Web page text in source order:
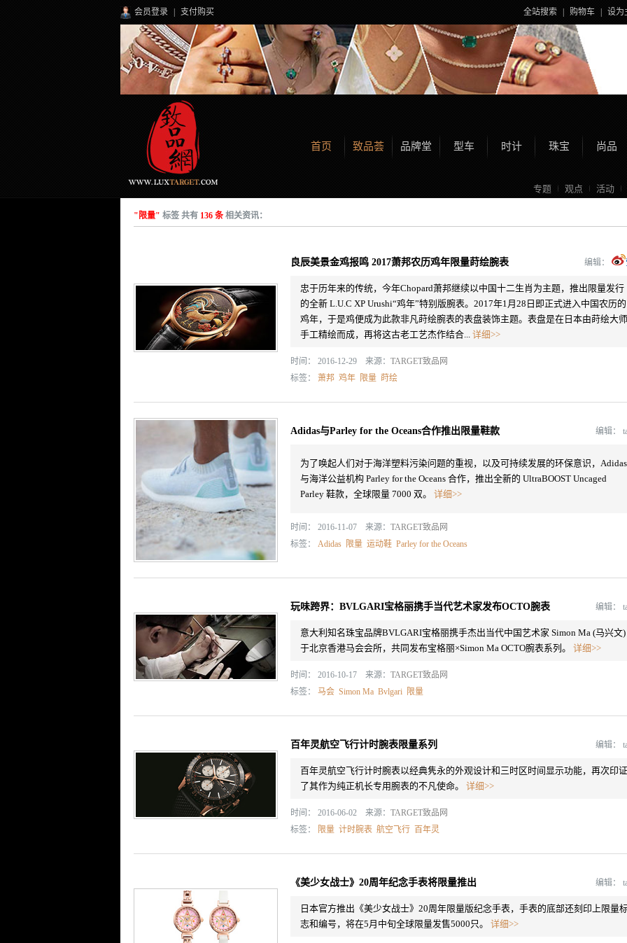
会员登录 支付购买 全站搜索 购物车 设为
首页 致品荟 品牌堂 型车 时计 珠宝 尚品
专题 观点 活动
"限量" 标签 共有 136 条相关资讯：
良辰美景金鸡报鸣 2017萧邦农历鸡年限量莳绘腕表 编辑：
忠于历年来的传统，今年Chopard萧邦继续以中国十二生肖为主题，推出限量发行
的全新 L.U.C XP Urushi“鸡年”特别版腕表。2017年1月28日即正式进入中国农历的
鸡年，于是鸡便成为此款非凡莳绘腕表的表盘装饰主题。表盘是在日本由莳绘大师
手工精绘而成，再将这古老工艺杰作结合... 详细>>
时间： 2016-12-29 来源： TARGET致品网
标签： 萧邦 鸡年 限量 莳绘
Adidas与Parley for the Oceans合作推出限量鞋款 编辑：
为了唤起人们对于海洋塑料污染问题的重视，以及可持续发展的环保意识，Adidas
与海洋公益机构 Parley for the Oceans 合作，推出全新的 UltraBOOST Uncaged
Parley 鞋款，全球限量 7000 双。 详细>>
时间： 2016-11-07 来源： TARGET致品网
标签： Adidas 限量 运动鞋 Parley for the Oceans
玩味跨界：BVLGARI宝格丽携手当代艺术家发布OCTO腕表 编辑：
意大利知名珠宝品牌BVLGARI宝格丽携手杰出当代中国艺术家 Simon Ma (马兴文)
于北京香港马会会所，共同发布宝格丽×Simon Ma OCTO腕表系列。 详细>>
时间： 2016-10-17 来源： TARGET致品网
标签： 马会 Simon Ma Bvlgari 限量
百年灵航空飞行计时腕表限量系列 编辑：
百年灵航空飞行计时腕表以经典隽永的外观设计和三时区时间显示功能，再次印证
了其作为纯正机长专用腕表的不凡使命。 详细>>
时间： 2016-06-02 来源： TARGET致品网
标签：
限量 计时腕表 航空飞行 百年灵
《美少女战士》20周年纪念手表将限量推出 编辑：
日本官方推出《美少女战士》20周年限量版纪念手表，手表的底部还刻印上限量
志和编号，将在5月中旬全球限量发售5000只。 详细>>